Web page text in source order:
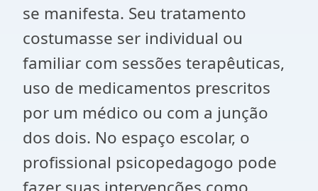
se manifesta. Seu tratamento
costumasse ser individual ou
familiar com sessões terapêuticas,
uso de medicamentos prescritos
por um médico ou com a junção
dos dois. No espaço escolar, o
profissional psicopedagogo pode